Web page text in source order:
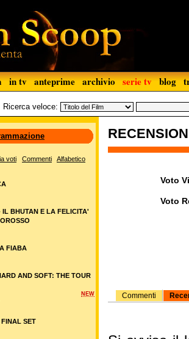
in tv anteprime archivio serie tv blog
Ricerca veloce:
Voto
Voto
Commenti
voti Commenti Alfabetico
IL BHUTAN E LA FELICITA'
FIABA
AND SOFT: THE TOUR
NEW
SET